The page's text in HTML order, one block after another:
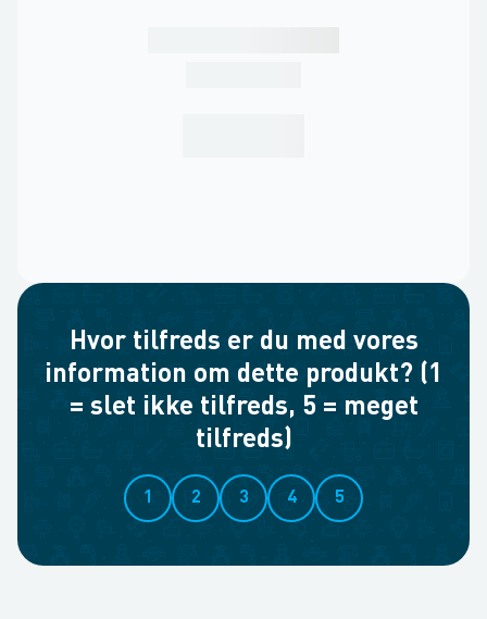
Hvor tilfreds er du med vores
information om dette produkt? (1
= slet ikke tilfreds, 5 = meget
tilfreds)
1 2 3 4 5